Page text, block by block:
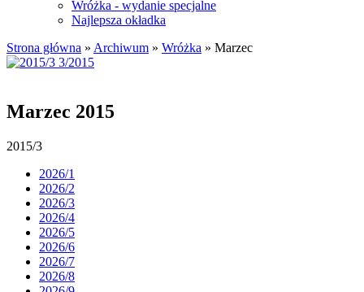
Wróżka - wydanie specjalne
Najlepsza okładka
Strona główna » Archiwum » Wróżka » Marzec
Marzec 2015
2015/3
2026/1
2026/2
2026/3
2026/4
2026/5
2026/6
2026/7
2026/8